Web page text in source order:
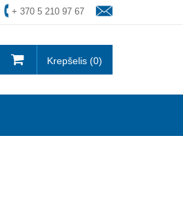
+ 370 5 210 97 67
Krepšelis (0)